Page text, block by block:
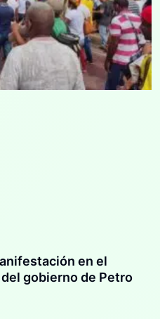
en el
gobierno de Petro